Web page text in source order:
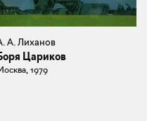
А. Лиханов
Цариков
1979